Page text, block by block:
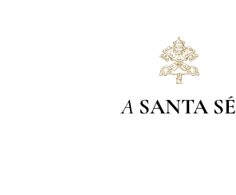
A SANTA SÉ